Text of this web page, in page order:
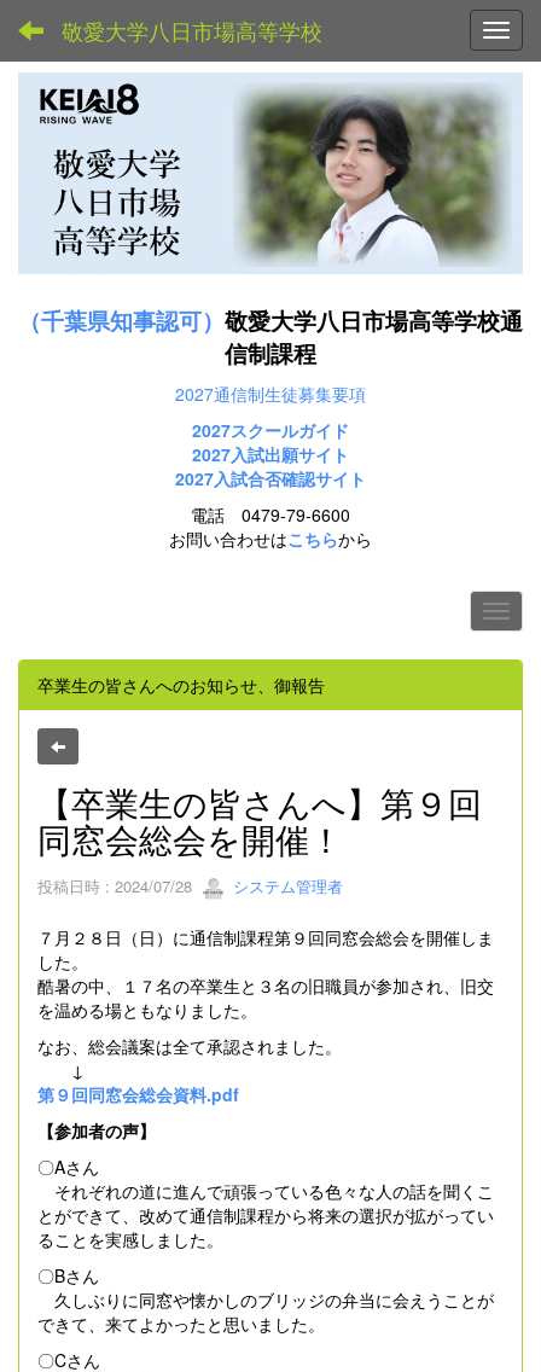
敬愛大学八日市場高等学校
（千葉県知事認可） 敬愛大学八日市場高等学校通
信制課程
2027通信制生徒募集要項
2027スクールガイド
2027入試出願サイト
2027入試合否確認サイト
電話 0479-79-6600
お問い合わせはこちらから
卒業生の皆さんへのお知らせ、御報告
【卒業生の皆さんへ】第９回
同窓会総会を開催！
投稿日時 : 2024/07/28 システム管理者
７月２８日（日）に通信制課程第９回同窓会総会を開催しま
した。
酷暑の中、１７名の卒業生と３名の旧職員が参加され、旧交
を温める場ともなりました。
なお、総会議案は全て承認されました。
↓
第９回同窓会総会資料.pdf
【参加者の声】
〇Aさん
それぞれの道に進んで頑張っている色々な人の話を聞くこ
とができて、改めて通信制課程から将来の選択が拡がってい
ることを実感しました。
〇Bさん
久しぶりに同窓や懐かしのブリッジの弁当に会えうことが
できて、来てよかったと思いました。
〇Cさん